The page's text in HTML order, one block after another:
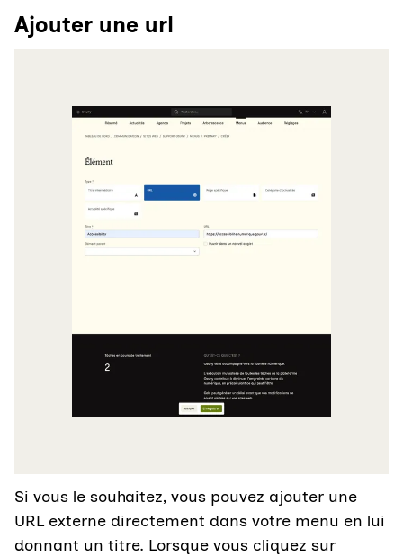
Ajouter une url
Si vous le souhaitez, vous pouvez ajouter une
URL externe directement dans votre menu en lui
donnant un titre. Lorsque vous cliquez sur